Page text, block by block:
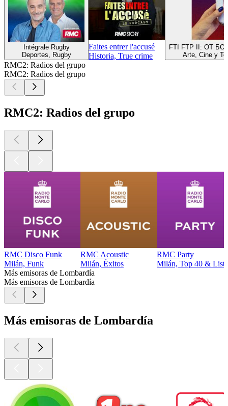
Intégrale Rugby
Deportes, Rugby
Faites entrer l'accusé
Historia, True crime
FTI FTP II: ОТ
Arte, Cine y
RMC2: Radios del grupo
RMC2: Radios del grupo
RMC2: Radios del grupo
RMC Disco Funk
Milán, Funk
RMC Acoustic
Milán, Éxitos
RMC Party
Milán, Top 40 &
Más emisoras de Lombardía
Más emisoras de Lombardía
Más emisoras de Lombardía